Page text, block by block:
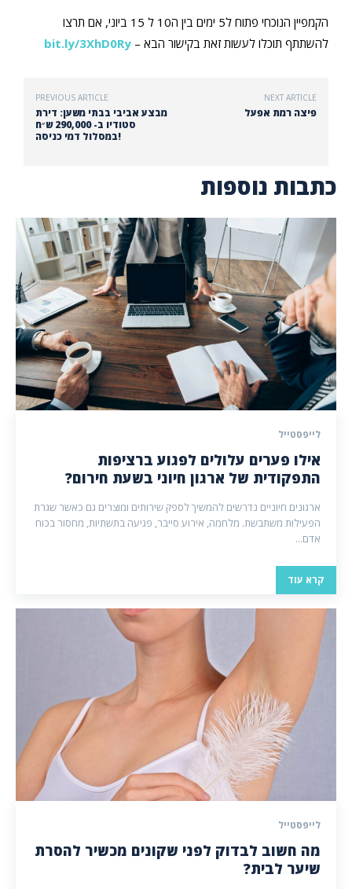
הקמפיין הנוכחי פתוח ל5 ימים בין ה10 ל 15 ביוני, אם תרצו
להשתתף תוכלו לעשות זאת בקישור הבא – bit.ly/3XhD0Ry
PREVIOUS ARTICLE
מבצע אביבי בבתי משען: דירת
סטודיו ב- 290,000 ש״ח
במסלול דמי כניסה!
NEXT ARTICLE
פיצה רמת אפעל
כתבות נוספות
לייפסטייל
אילו פערים עלולים לפגוע ברציפות
התפקודית של ארגון חיוני בשעת חירום?
ארגונים חיוניים נדרשים להמשיך לספק שירותים ומוצרים גם כאשר שגרת
הפעילות משתבשת. מלחמה, אירוע סייבר, פגיעה בתשתיות, מחסור בכוח
אדם...
קרא עוד
לייפסטייל
מה חשוב לבדוק לפני שקונים מכשיר להסרת
שיער לבית?